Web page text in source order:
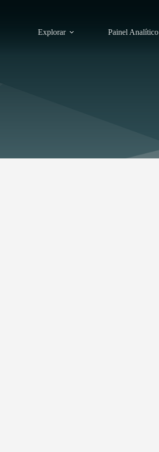
Explorar Painel Analítico